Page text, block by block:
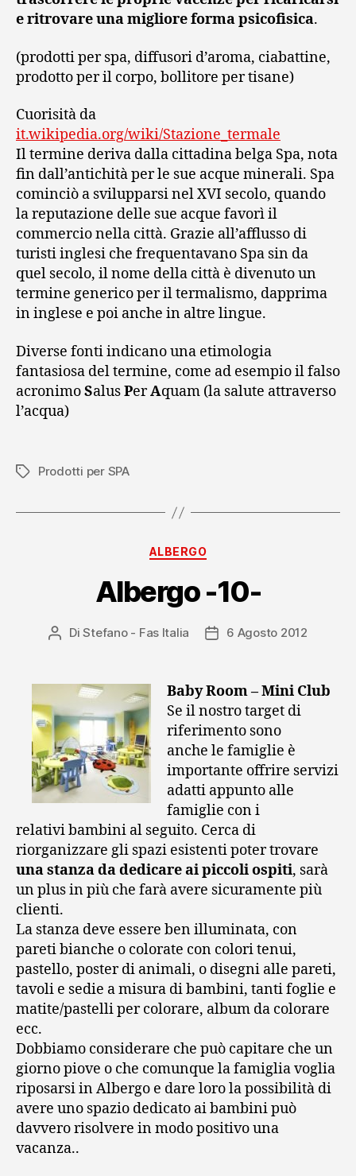
e ritrovare una migliore forma psicofisica.
(prodotti per spa, diffusori d’aroma, ciabattine,
prodotto per il corpo, bollitore per tisane)
Cuorisità da
it.wikipedia.org/wiki/Stazione_termale
Il termine deriva dalla cittadina belga Spa, nota
fin dall’antichità per le sue acque minerali. Spa
cominciò a svilupparsi nel XVI secolo, quando
la reputazione delle sue acque favorì il
commercio nella città. Grazie all’afflusso di
turisti inglesi che frequentavano Spa sin da
quel secolo, il nome della città è divenuto un
termine generico per il termalismo, dapprima
in inglese e poi anche in altre lingue.
Diverse fonti indicano una etimologia
fantasiosa del termine, come ad esempio il falso
acronimoSalusPerAquam (la salute attraverso
l’acqua)
Tag Prodotti per SPA
Categorie
ALBERGO
Albergo -10-
Autore
DiStefano - Fas Italia
Data6 Agosto 2012
Baby Room – Mini Club
Se il nostro target di
riferimento sono
anche le famiglie è
importante offrire servizi
adatti appunto alle
famiglie con i
relativi bambini al seguito. Cerca di
riorganizzare gli spazi esistenti poter trovare
una stanza da dedicare ai piccoli ospiti, sarà
un plus in più che farà avere sicuramente più
clienti.
La stanza deve essere ben illuminata, con
pareti bianche o colorate con colori tenui,
pastello, poster di animali, o disegni alle pareti,
tavoli e sedie a misura di bambini, tanti foglie e
matite/pastelli per colorare, album da colorare
ecc.
Dobbiamo considerare che può capitare che un
giorno piove o che comunque la famiglia voglia
riposarsi in Albergo e dare loro la possibilità di
avere uno spazio dedicato ai bambini può
davvero risolvere in modo positivo una
vacanza..